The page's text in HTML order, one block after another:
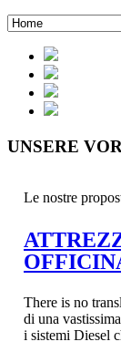
UNSERE
Le nostre
There is no
di una
i sistemi Diesel